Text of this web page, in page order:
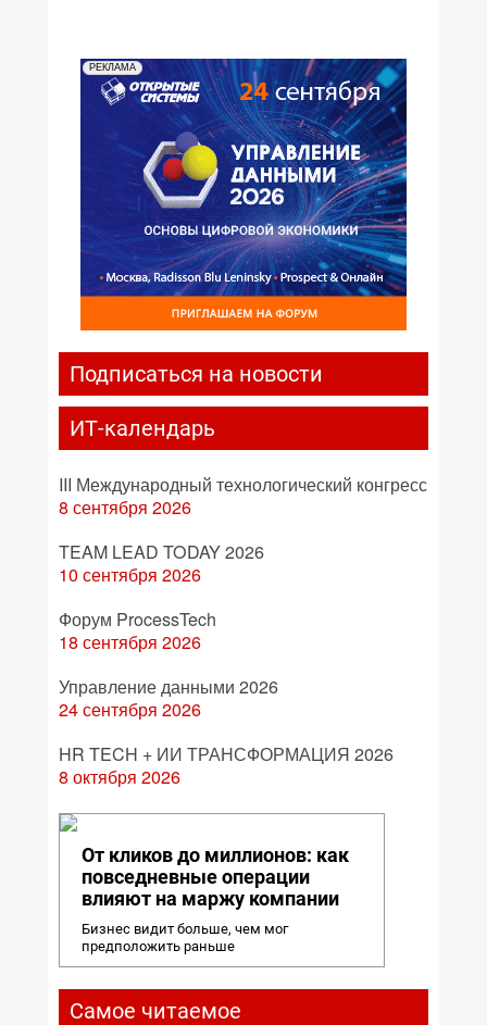
РЕКЛАМА
Подписаться на новости
ИТ-календарь
III Международный технологический конгресс
8 сентября 2026
TEAM LEAD TODAY 2026
10 сентября 2026
Форум ProcessTech
18 сентября 2026
Управление данными 2026
24 сентября 2026
HR TECH + ИИ ТРАНСФОРМАЦИЯ 2026
8 октября 2026
От кликов до миллионов: как
повседневные операции
влияют на маржу компании
Бизнес видит больше, чем мог
предположить раньше
Самое читаемое